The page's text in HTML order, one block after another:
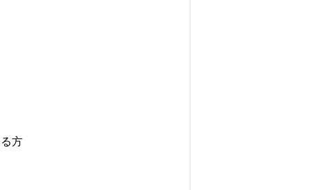
方